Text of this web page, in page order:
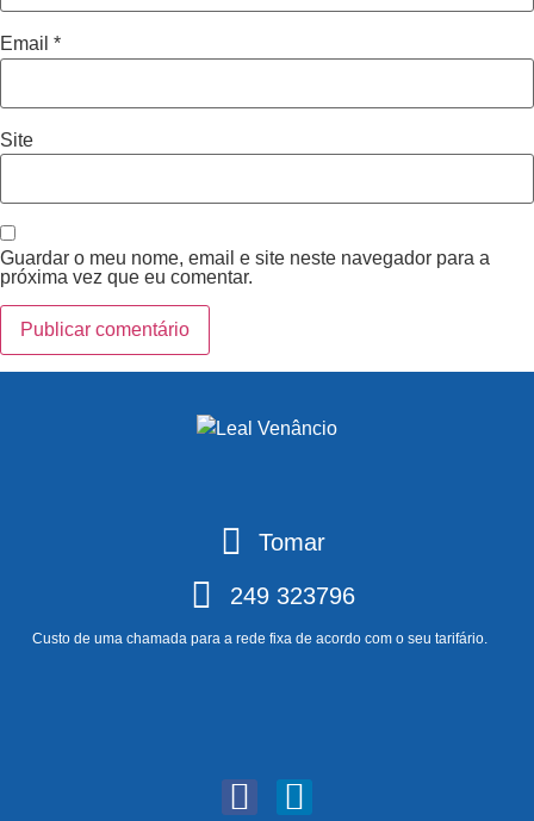
Email *
Site
Guardar o meu nome, email e site neste navegador para a
próxima vez que eu comentar.
Tomar
249 323796
Custo de uma chamada para a rede fixa de acordo com o seu tarifário.